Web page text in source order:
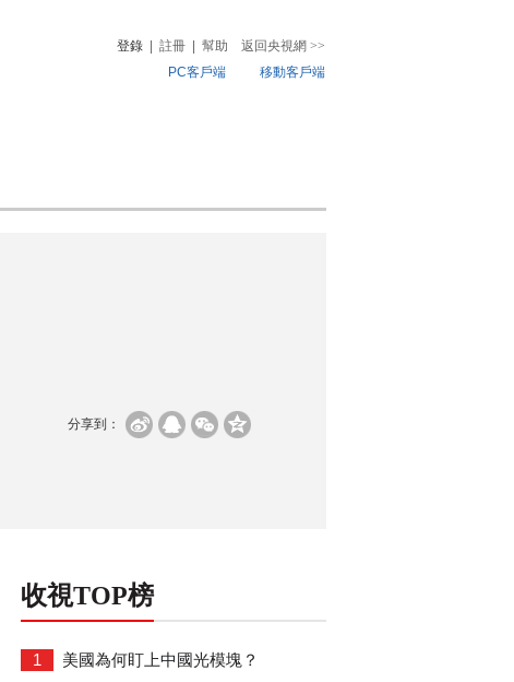
登錄 註冊 幫助 返回央視網 >>
PC客戶端
移動客戶端
分享到：
收視TOP榜
1 美國為何盯上中國光模塊？